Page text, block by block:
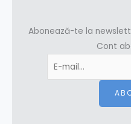
Abonează-te la
Cont